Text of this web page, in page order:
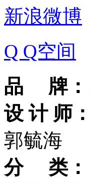
新浪微博
Q Q空间
品 牌：
设 计 师：
郭毓海
分 类：